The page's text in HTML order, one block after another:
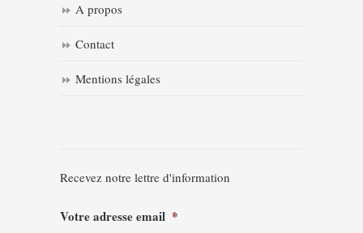
A propos
Contact
Mentions légales
Recevez notre lettre d'information
Votre adresse email *